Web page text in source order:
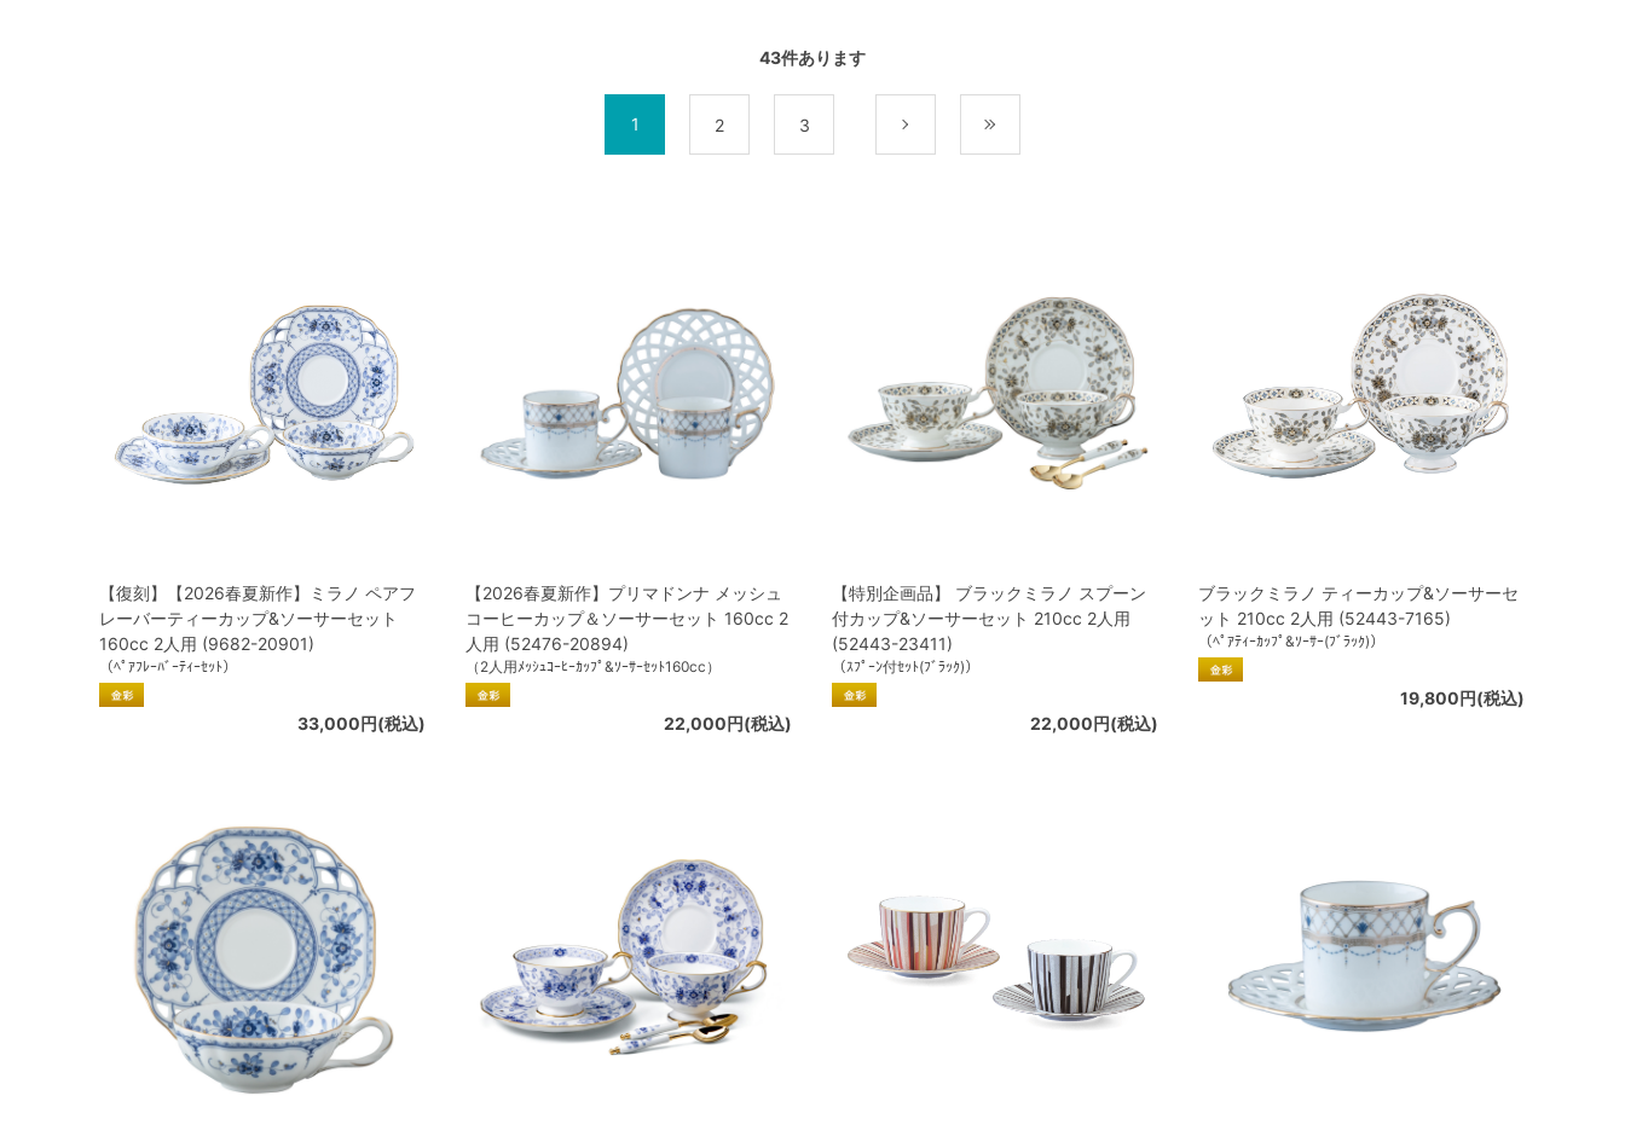
43件あります
1 2 3
【復刻】【2026春夏新作】ミラノ ペアフ
レーバーティーカップ&ソーサーセット
160cc 2人用 (9682-20901)
（ﾍﾟｱﾌﾚｰﾊﾞｰﾃｨｰｾｯﾄ）
33,000円(税込)
【2026春夏新作】プリマドンナ メッシュ
コーヒーカップ＆ソーサーセット 160cc 2
人用 (52476-20894)
（2人用ﾒｯｼｭｺｰﾋｰｶｯﾌﾟ&ｿｰｻｰｾｯﾄ160cc）
22,000円(税込)
【特別企画品】 ブラックミラノ スプーン
付カップ&ソーサーセット 210cc 2人用
(52443-23411)
（ｽﾌﾟｰﾝ付ｾｯﾄ(ﾌﾞﾗｯｸ)）
22,000円(税込)
ブラックミラノ ティーカップ&ソーサーセ
ット 210cc 2人用 (52443-7165)
（ﾍﾟｱﾃｨｰｶｯﾌﾟ&ｿｰｻｰ(ﾌﾞﾗｯｸ)）
19,800円(税込)